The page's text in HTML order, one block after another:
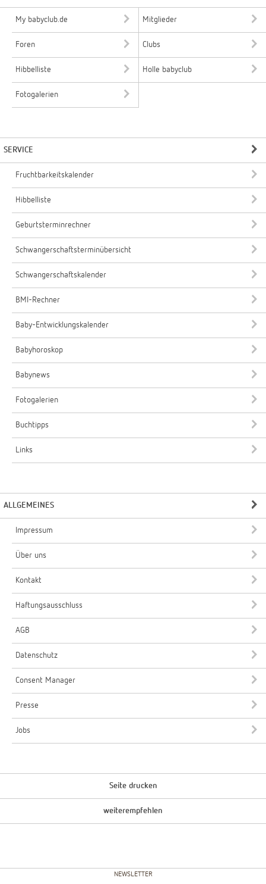
My babyclub.de Mitglieder
Foren Clubs
Hibbelliste Holle babyclub
Fotogalerien
SERVICE
Fruchtbarkeitskalender
Hibbelliste
Geburtsterminrechner
Schwangerschaftsterminübersicht
Schwangerschaftskalender
BMI-Rechner
Baby-Entwicklungskalender
Babyhoroskop
Babynews
Fotogalerien
Buchtipps
Links
ALLGEMEINES
Impressum
Über uns
Kontakt
Haftungsausschluss
AGB
Datenschutz
Consent Manager
Presse
Jobs
Seite drucken
weiterempfehlen
NEWSLETTER